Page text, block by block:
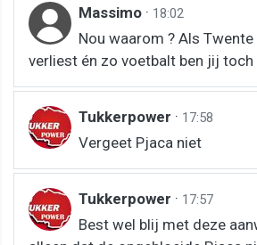
Massimo · 18:02
Nou waarom ? Als
verliest én zo voetbalt ben jij toch
Tukkerpower · 17:58
Vergeet Pjaca niet
Tukkerpower · 17:57
Best wel blij met deze